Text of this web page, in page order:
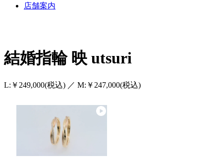
店舗案内
結婚指輪映 utsuri
L:￥249,000(税込) ／ M:￥247,000(税込)